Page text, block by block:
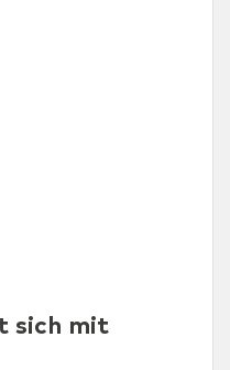
sich mit